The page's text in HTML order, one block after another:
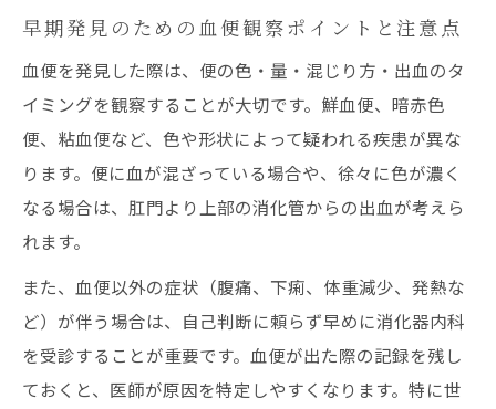
早期発見のための血便観察ポイントと注意点
血便を発見した際は、便の色・量・混じり方・出血のタ
イミングを観察することが大切です。鮮血便、暗赤色
便、粘血便など、色や形状によって疑われる疾患が異な
ります。便に血が混ざっている場合や、徐々に色が濃く
なる場合は、肛門より上部の消化管からの出血が考えら
れます。
また、血便以外の症状（腹痛、下痢、体重減少、発熱な
ど）が伴う場合は、自己判断に頼らず早めに消化器内科
を受診することが重要です。血便が出た際の記録を残し
ておくと、医師が原因を特定しやすくなります。特に世